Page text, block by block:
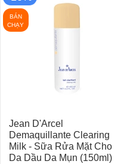
BÁN
CHẠY
Jean D'Arcel
Demaquillante Clearing
Milk - Sữa Rửa Mặt Cho
Da Dầu Da Mụn (150ml)